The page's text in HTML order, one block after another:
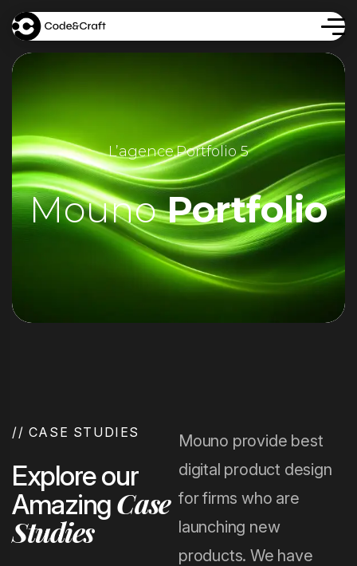
L’agence.Portfolio 5
MounoPortfolio
// CASE STUDIES
Explore our
AmazingCase
Studies
Mouno provide best
digital product design
for firms who are
launching new
products. We have